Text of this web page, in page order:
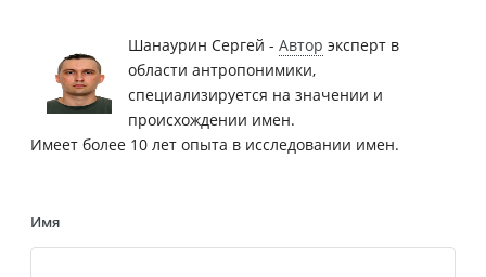
Шанаурин Сергей - Автор эксперт в
области антропонимики,
специализируется на значении и
происхождении имен.
Имеет более 10 лет опыта в исследовании имен.
Имя